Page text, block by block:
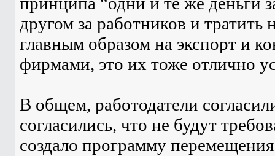
другом за работников и
главным образом на экспорт и
фирмами, это их тоже отлично
В общем, работодатели
согласились, что не будут
создало программу